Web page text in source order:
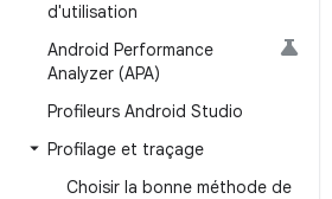
d'utilisation
Android Performance
Analyzer (APA)
Profileurs Android Studio
Profilage et traçage
Choisir la bonne méthode de